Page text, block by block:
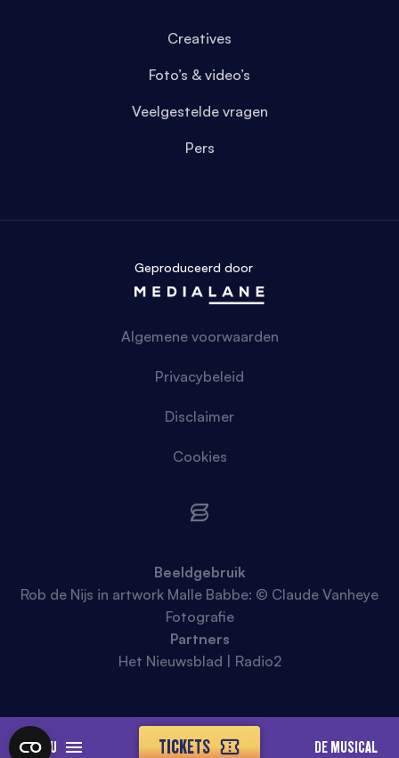
MENU TICKETS DE MUSICAL
Creatives
Foto’s & video’s
Veelgestelde vragen
Pers
Geproduceerd door
Algemene voorwaarden
Privacybeleid
Disclaimer
Cookies
Beeldgebruik
Rob de Nijs in artwork Malle Babbe: © Claude Vanheye
Fotografie
Partners
Het Nieuwsblad | Radio2